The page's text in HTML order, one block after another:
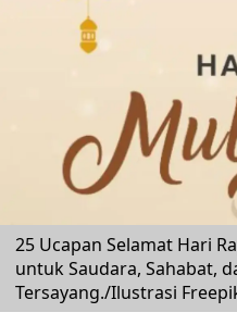
25 Ucapan Selamat Hari
untuk Saudara, Sahabat,
Tersayang./Ilustrasi